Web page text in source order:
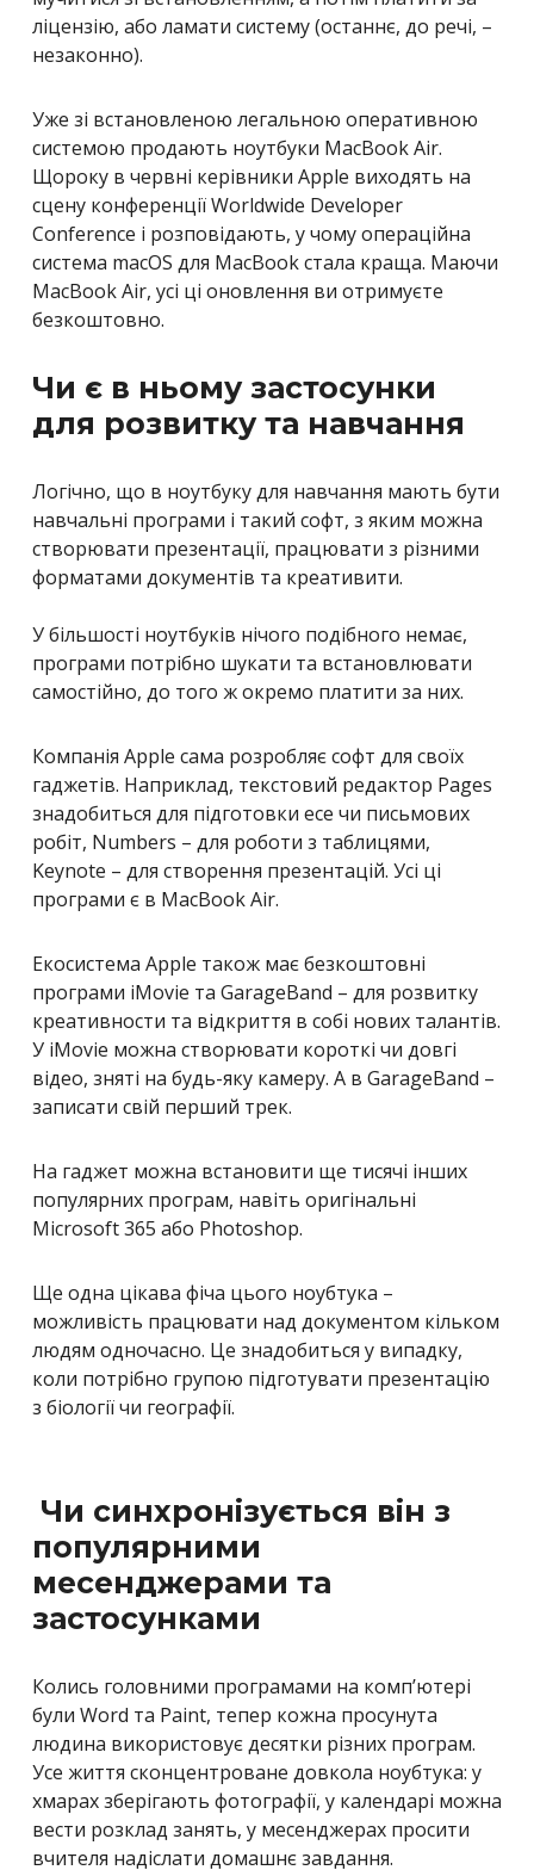
ліцензію, або ламати систему (останнє, до речі, –
незаконно).
Уже зі встановленою легальною оперативною
системою продають ноутбуки MacBook Air.
Щороку в червні керівники Apple виходять на
сцену конференціїWorldwide Developer
Conference і розповідають, у чому операційна
система macOS для MacBook стала краща. Маючи
MacBook Air, усі ці оновлення ви отримуєте
безкоштовно.
Чи є в ньому застосунки
для розвитку та навчання
Логічно, що в ноутбуку для навчання мають бути
навчальні програми і такий софт, з яким можна
створювати презентації, працювати з різними
форматами документів та креативити.
У більшості ноутбуків нічого подібного немає,
програми потрібно шукати та встановлювати
самостійно, до того ж окремо платити за них.
Компанія Apple сама розробляє софт для своїх
гаджетів. Наприклад, текстовий редактор Pages
знадобиться для підготовки есе чи письмових
робіт, Numbers – для роботи з таблицями,
Keynote – для створення презентацій. Усі ці
програми є в MacBook Air.
Екосистема Apple також має безкоштовні
програми iMovie та GarageBand – для розвитку
креативности та відкриття в собі нових талантів.
У iMovie можна створювати короткі чи довгі
відео, зняті на будь-яку камеру. А в GarageBand –
записати свій перший трек.
На гаджет можна встановити ще тисячі інших
популярних програм, навіть оригінальні
Microsoft 365 або Photoshop.
Ще одна цікава фіча цього ноубтука –
можливість працювати над документом кільком
людям одночасно. Це знадобиться у випадку,
коли потрібно групою підготувати презентацію
з біології чи географії.
Чи синхронізується він з
популярними
месенджерами та
застосунками
Колись головними програмами на комп’ютері
були Word та Paint, тепер кожна просунута
людина використовує десятки різних програм.
Усе життя сконцентроване довкола ноубтука: у
хмарах зберігають фотографії, у календарі можна
вести розклад занять, у месенджерах просити
вчителя надіслати домашнє завдання.